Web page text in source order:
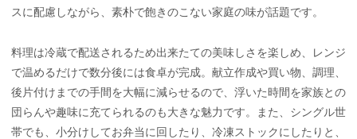
スに配慮しながら、素朴で飽きのこない家庭の味が話題です。
料理は冷蔵で配送されるため出来たての美味しさを楽しめ、レンジ
で温めるだけで数分後には食卓が完成。献立作成や買い物、調理、
後片付けまでの手間を大幅に減らせるので、浮いた時間を家族との
団らんや趣味に充てられるのも大きな魅力です。また、シングル世
帯でも、小分けしてお弁当に回したり、冷凍ストックにしたりと、